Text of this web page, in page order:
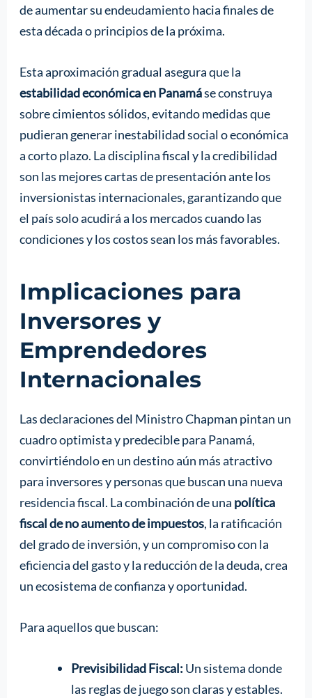
de aumentar su endeudamiento hacia finales de
esta década o principios de la próxima.
Esta aproximación gradual asegura que la
estabilidad económica en Panamáse construya
sobre cimientos sólidos, evitando medidas que
pudieran generar inestabilidad social o económica
a corto plazo. La disciplina fiscal y la credibilidad
son las mejores cartas de presentación ante los
inversionistas internacionales, garantizando que
el país solo acudirá a los mercados cuando las
condiciones y los costos sean los más favorables.
Implicaciones para
Inversores y
Emprendedores
Internacionales
Las declaraciones del Ministro Chapman pintan un
cuadro optimista y predecible para Panamá,
convirtiéndolo en un destino aún más atractivo
para inversores y personas que buscan una nueva
residencia fiscal. La combinación de una política
fiscal de no aumento de impuestos, la ratificación
del grado de inversión, y un compromiso con la
eficiencia del gasto y la reducción de la deuda, crea
un ecosistema de confianza y oportunidad.
Para aquellos que buscan:
Previsibilidad Fiscal: Un sistema donde
las reglas de juego son claras y estables.